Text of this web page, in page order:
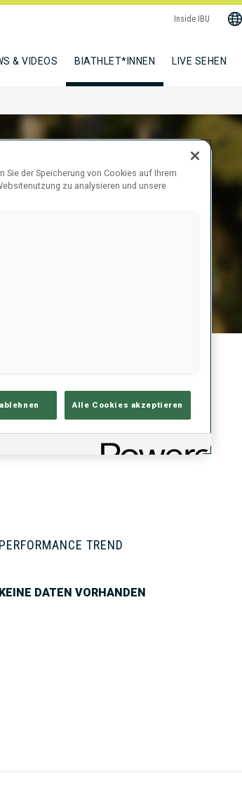
Inside IBU
& VIDEOS BIATHLET*INNEN LIVE SEHEN
PERFORMANCE TREND
KEINE DATEN VORHANDEN
Sie der Speicherung von Cookies auf Ihrem
zu analysieren und unsere
Alle Cookies akzeptieren